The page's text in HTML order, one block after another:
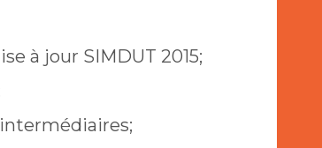
à jour SIMDUT 2015;